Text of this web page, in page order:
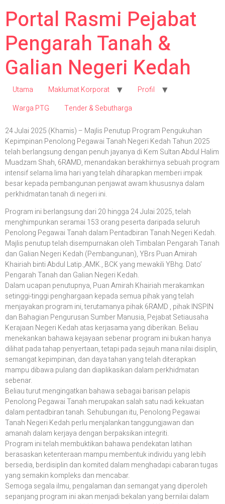
Portal Rasmi Pejabat
Pengarah Tanah &
Galian Negeri Kedah
Utama Maklumat Korporat
Profil
Warga PTG
Tender & Sebutharga
24 Julai 2025 (Khamis) – Majlis Penutup Program Pengukuhan
Kepimpinan Penolong Pegawai Tanah Negeri Kedah Tahun 2025
telah berlangsung dengan penuh jayanya di Kem Sultan Abdul Halim
Muadzam Shah, 6RAMD, menandakan berakhirnya sebuah program
intensif selama lima hari yang telah diharapkan memberi impak
besar kepada pembangunan penjawat awam khususnya dalam
perkhidmatan tanah di negeri ini.
Program ini berlangsung dari 20 hingga 24 Julai 2025, telah
menghimpunkan seramai 153 orang peserta daripada seluruh
Penolong Pegawai Tanah dalam Pentadbiran Tanah Negeri Kedah.
Majlis penutup telah disempurnakan oleh Timbalan Pengarah Tanah
dan Galian Negeri Kedah (Pembangunan), YBrs Puan Amirah
Khairiah binti Abdul Latip.,AMK., BCK yang mewakili YBhg. Dato’
Pengarah Tanah dan Galian Negeri Kedah.
Dalam ucapan penutupnya, Puan Amirah Khairiah merakamkan
setinggi-tinggi penghargaan kepada semua pihak yang telah
menjayakan program ini, terutamanya pihak 6RAMD , pihak INSPIN
dan Bahagian Pengurusan Sumber Manusia, Pejabat Setiausaha
Kerajaan Negeri Kedah atas kerjasama yang diberikan. Beliau
menekankan bahawa kejayaan sebenar program ini bukan hanya
dilihat pada tahap penyertaan, tetapi pada sejauh mana nilai disiplin,
semangat kepimpinan, dan daya tahan yang telah diterapkan
mampu dibawa pulang dan diaplikasikan dalam perkhidmatan
sebenar.
Beliau turut mengingatkan bahawa sebagai barisan pelapis
Penolong Pegawai Tanah merupakan salah satu nadi kekuatan
dalam pentadbiran tanah. Sehubungan itu, Penolong Pegawai
Tanah Negeri Kedah perlu menjalankan tanggungjawan dan
amanah dalam kerjaya dengan berpaksikan integriti.
Program ini telah membuktikan bahawa pendekatan latihan
berasaskan ketenteraan mampu membentuk individu yang lebih
bersedia, berdisiplin dan komited dalam menghadapi cabaran tugas
yang semakin kompleks dan mencabar.
Semoga segala ilmu, pengalaman dan semangat yang diperoleh
sepanjang program ini akan menjadi bekalan yang bernilai dalam